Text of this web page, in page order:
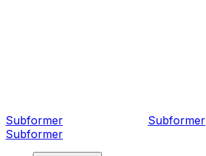
Subformer Subformer
Subformer